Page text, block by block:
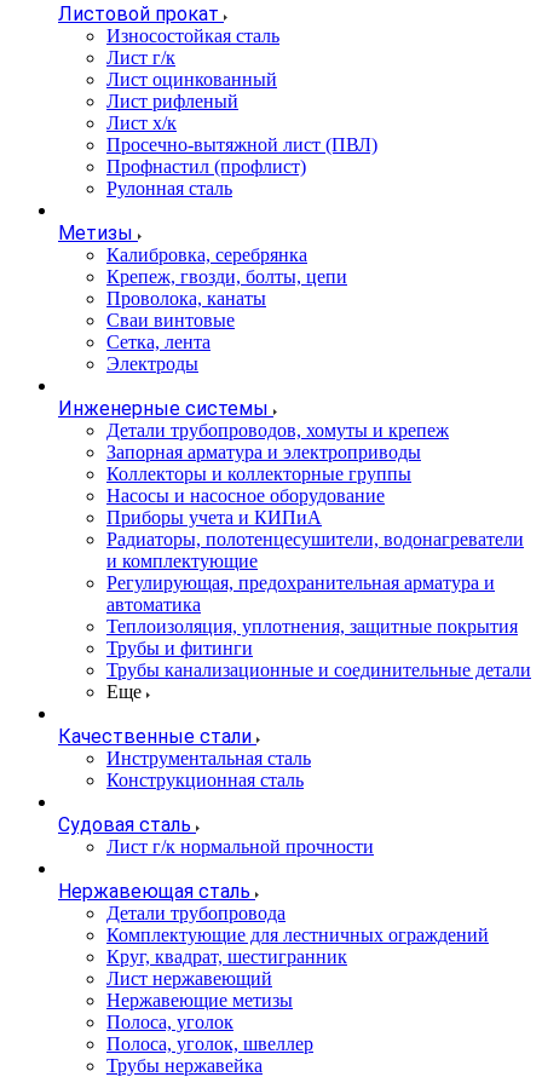
Листовой прокат
Износостойкая сталь
Лист г/к
Лист оцинкованный
Лист рифленый
Лист х/к
Просечно-вытяжной лист (ПВЛ)
Профнастил (профлист)
Рулонная сталь
Метизы
Калибровка, серебрянка
Крепеж, гвозди, болты, цепи
Проволока, канаты
Сваи винтовые
Сетка, лента
Электроды
Инженерные системы
Детали трубопроводов, хомуты и крепеж
Запорная арматура и электроприводы
Коллекторы и коллекторные группы
Насосы и насосное оборудование
Приборы учета и КИПиА
Радиаторы, полотенцесушители, водонагреватели
и комплектующие
Регулирующая, предохранительная арматура и
автоматика
Теплоизоляция, уплотнения, защитные покрытия
Трубы и фитинги
Трубы канализационные и соединительные детали
Еще
Качественные стали
Инструментальная сталь
Конструкционная сталь
Судовая сталь
Лист г/к нормальной прочности
Нержавеющая сталь
Детали трубопровода
Комплектующие для лестничных ограждений
Круг, квадрат, шестигранник
Лист нержавеющий
Нержавеющие метизы
Полоса, уголок
Полоса, уголок, швеллер
Трубы нержавейка